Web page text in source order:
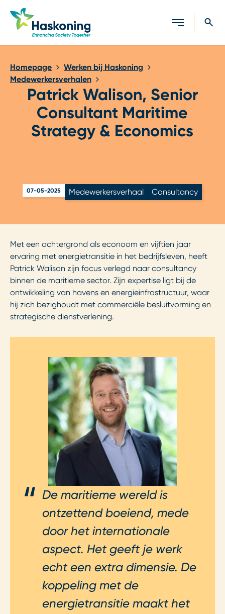
Sluiten
Homepage
Werken bij Haskoning
Medewerkersverhalen
Patrick Walison, Senior
Consultant Maritime
Strategy & Economics
07-05-2025 Medewerkersverhaal Consultancy
Met een achtergrond als econoom en vijftien jaar
ervaring met energietransitie in het bedrijfsleven, heeft
Patrick Walison zijn focus verlegd naar consultancy
binnen de maritieme sector. Zijn expertise ligt bij de
ontwikkeling van havens en energieinfrastructuur, waar
hij zich bezighoudt met commerciële besluitvorming en
strategische dienstverlening.
De maritieme wereld is
ontzettend boeiend, mede
door het internationale
aspect. Het geeft je werk
echt een extra dimensie. De
koppeling met de
energietransitie maakt het